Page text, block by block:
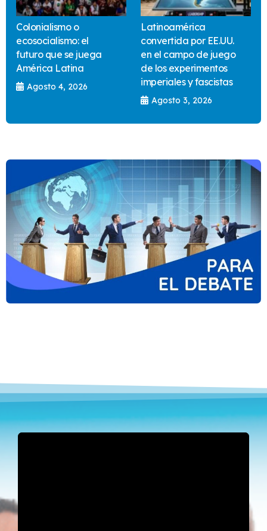
Colonialismo o
ecosocialismo: el
futuro que se juega
América Latina
Agosto 4, 2026
Latinoamérica
convertida por EE.UU.
en el campo de juego
de los experimentos
imperiales y fascistas
Agosto 3, 2026